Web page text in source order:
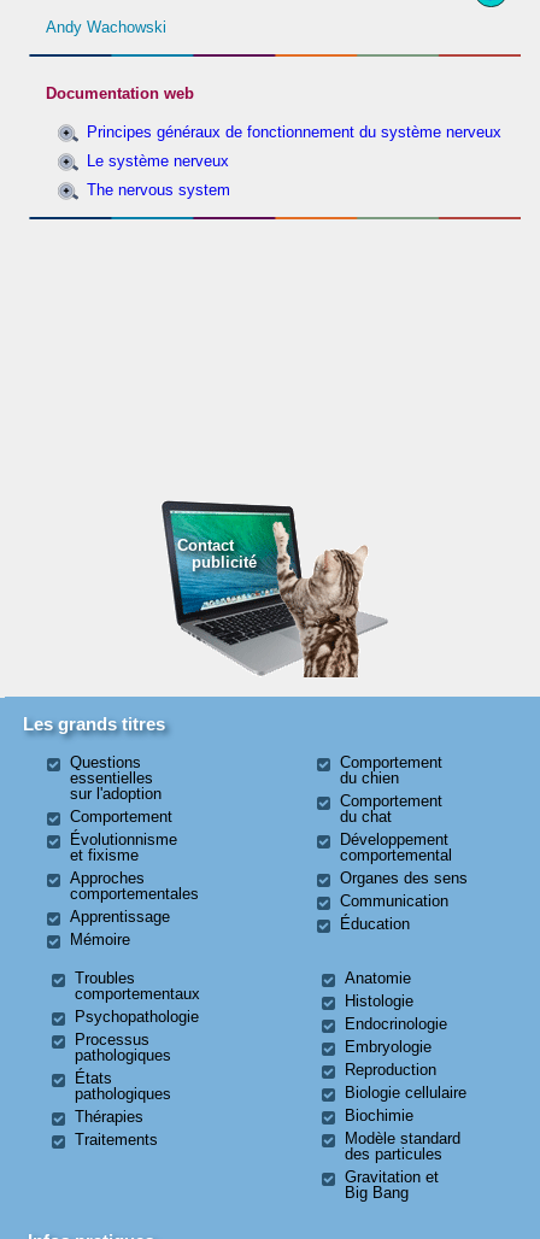
Andy Wachowski
Documentation web
Principes généraux de fonctionnement du système nerveux
Le système nerveux
The nervous system
Contact
publicité
Les grands titres
Questions
essentielles
sur l'adoption
Comportement
Évolutionnisme
et fixisme
Approches
comportementales
Apprentissage
Mémoire
Comportement
du chien
Comportement
du chat
Développement
comportemental
Organes des sens
Communication
Éducation
Troubles
comportementaux
Psychopathologie
Processus
pathologiques
États
pathologiques
Thérapies
Traitements
Anatomie
Histologie
Endocrinologie
Embryologie
Reproduction
Biologie cellulaire
Biochimie
Modèle standard
des particules
Gravitation et
Big Bang